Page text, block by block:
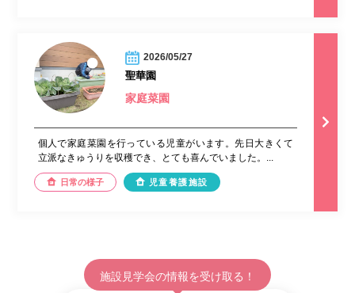
2026/05/27
聖華園
家庭菜園
個人で家庭菜園を行っている児童がいます。先日大きくて
立派なきゅうりを収穫でき、とても喜んでいました。...
日常の様子 児童養護施設
施設見学会の情報を受け取る！